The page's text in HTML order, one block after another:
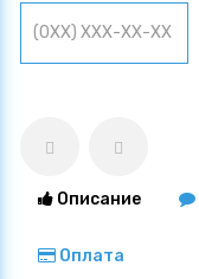
Описание
Оплата